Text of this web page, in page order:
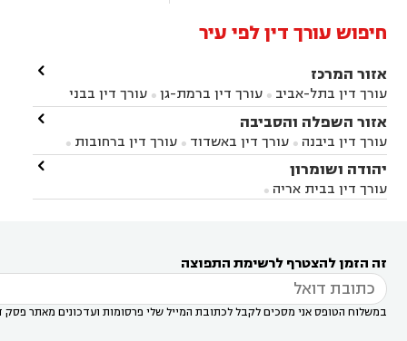
חיפוש עורך דין לפי עיר
אזור המרכז
עורך דין בתל-אביב  עורך דין ברמת-גן 
עורך דין בבני
ברק עורך דין בפתח תקווה עורך דין בראשון לציון
עורך דין ברחובות עורך דין בנס ציונה
במודיעין
עורך דין בהרצליה עורך דין בחולון
עורך
דין בקרית אונו
אונו
עורך דין בבת ים
דין בשוהם 

אזור השפלה והסביבה
עורך דין ביבנה  עורך דין באשדוד  עורך דין ברחובות 
עורך דין בראשון לציון עורך דין במודיעין
עורך דין
בבאר יעקב
עורך דין בגדרה

יהודה ושומרון
עורך דין בבית אריה 

זה הזמן להצטרף לרשימת התפוצה
במשלוח הטופס אני מסכים לקבל לכתובת המייל שלי פרסומות ועדכונים מאתר פסק